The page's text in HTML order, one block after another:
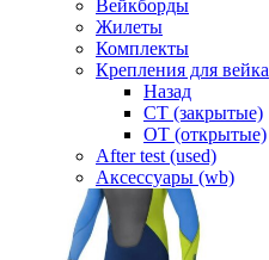
Вейкборды
Жилеты
Комплекты
Крепления для вейка
Назад
CT (закрытые)
OT (открытые)
After test (used)
Аксессуары (wb)